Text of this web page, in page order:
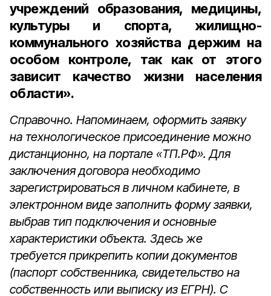
учреждений образования, медицины,
культуры и спорта, жилищно-
коммунального хозяйства держим на
особом контроле, так как от этого
зависит качество жизни населения
области».
Справочно. Напоминаем, оформить заявку
на технологическое присоединение можно
дистанционно, на портале «ТП.РФ». Для
заключения договора необходимо
зарегистрироваться в личном кабинете, в
электронном виде заполнить форму заявки,
выбрав тип подключения и основные
характеристики объекта. Здесь же
требуется прикрепить копии документов
(паспорт собственника, свидетельство на
собственность или выписку из ЕГРН). С